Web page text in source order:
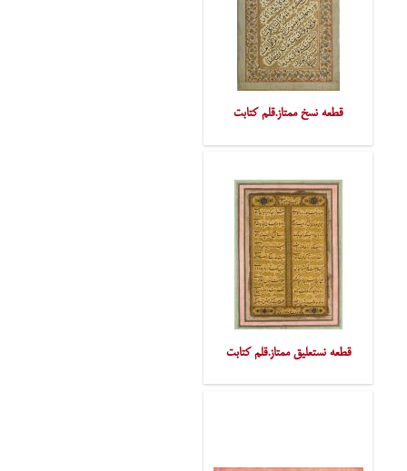
قطعه نسخ ممتاز.قلم کتابت
قطعه نستعلیق ممتاز.قلم کتابت